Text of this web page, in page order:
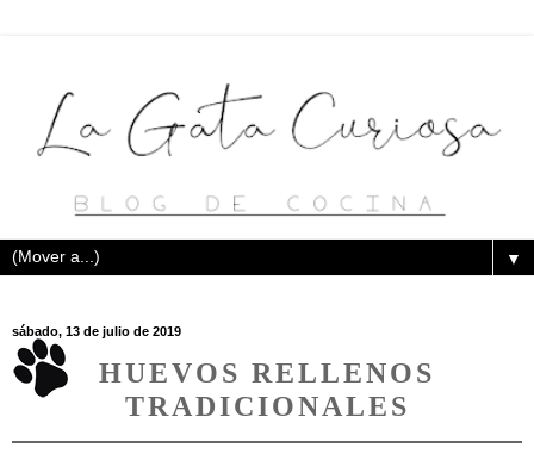
▼
sábado, 13 de julio de 2019
HUEVOS RELLENOS
TRADICIONALES